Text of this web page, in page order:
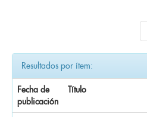
Resultados por ítem:
Fecha de
publicación
Título